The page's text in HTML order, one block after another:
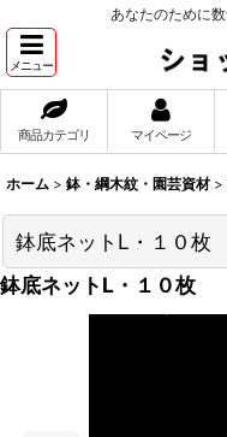
あなたのために
メニュー
商品カテゴリ マイページ
ホーム > 鉢・綱木紋・園芸資材 >
鉢底ネットL・１０枚
鉢底ネットL・１０枚